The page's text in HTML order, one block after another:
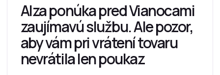
Alza ponúka pred Vianocami
zaujímavú službu. Ale pozor,
aby vám pri vrátení tovaru
nevrátila len poukaz